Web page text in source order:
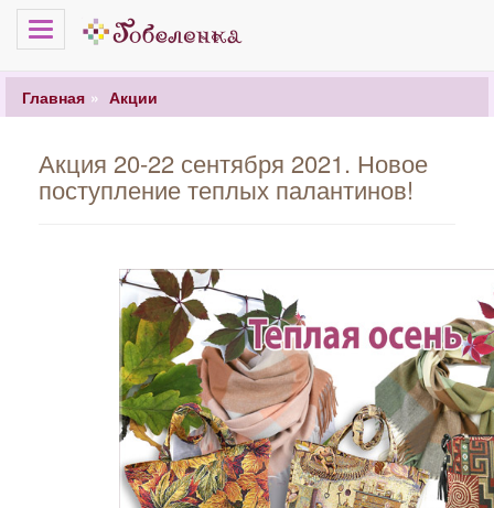
Меню
Главная Акции
Акция 20-22 сентября 2021. Новое
поступление теплых палантинов!